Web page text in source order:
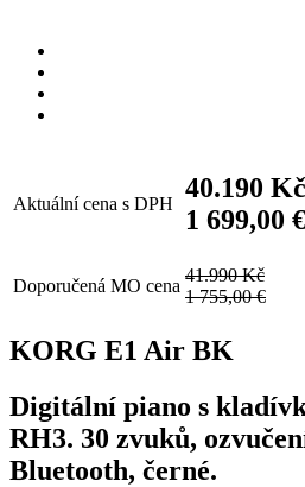
Aktuální cena s DPH
40.190 Kč
1 699,00 €
Doporučená MO cena
41.990 Kč
1 755,00 €
KORG E1 Air BK
Digitální piano s
RH3. 30 zvuků,
Bluetooth, černé.